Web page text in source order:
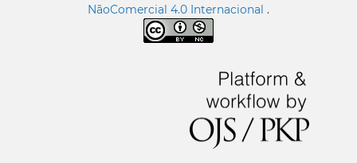
NãoComercial 4.0 Internacional .